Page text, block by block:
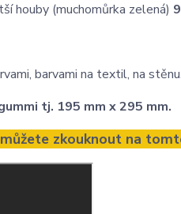
houby (muchomůrka zelená)
barvami na textil, na stěnu.
tj. 195 mm x 295 mm.
zkouknout na